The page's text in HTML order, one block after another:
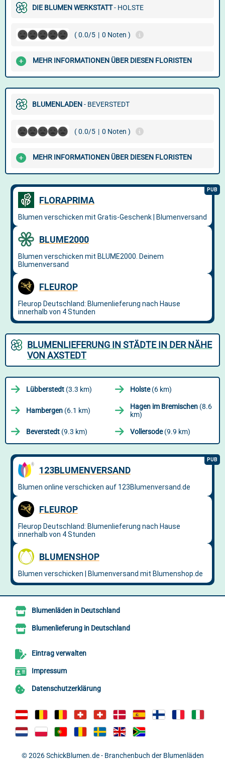
DIE BLUMEN WERKSTATT- HOLSTE
( 0.0/5 | 0 Noten )
MEHR INFORMATIONEN ÜBER DIESEN FLORISTEN
BLUMENLADEN- BEVERSTEDT
( 0.0/5 | 0 Noten )
MEHR INFORMATIONEN ÜBER DIESEN FLORISTEN
BLUMENLIEFERUNG IN STÄDTE IN DER NÄHE
VON AXSTEDT
Lübberstedt (3.3 km) Holste(6 km)
Hambergen (6.1 km) Hagen im Bremischen (8.6
km)
Beverstedt (9.3 km) Vollersode(9.9 km)
Blumenläden in Deutschland
Blumenlieferung in Deutschland
Eintrag verwalten
Impressum
Datenschutzerklärung
© 2026 SchickBlumen.de - Branchenbuch der Blumenläden